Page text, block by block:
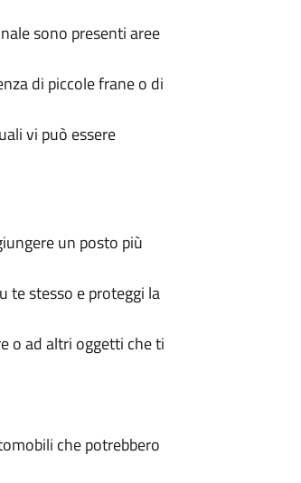
sono presenti aree
di piccole frane o di
vi può essere
un posto più
te stesso e proteggi la
o ad altri oggetti che ti
che potrebbero